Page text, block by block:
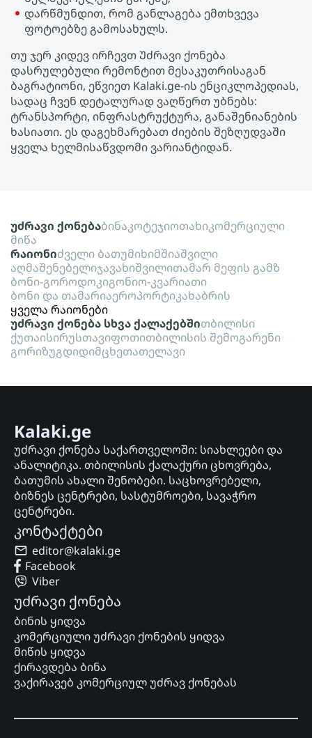
დარწმუნდით, რომ განლაგება ემთხვევა
ფოტოებზე გამოსახულს.
თუ ჯერ კიდევ ირჩევთ Უძრავი ქონება
დასრულებული რემონტით მესაკუთრისაგან
ბაგრატიონი, ეწვიეთ Kalaki.ge-ის ენციკლოპედიას,
სადაც ჩვენ დეტალურად ვაღწერთ უბნებს:
ტრანსპორტი, ინფრასტრუქტურა, განაშენიანების
ხასიათი. ეს დაგეხმარებათ ძიების შეზღუდვაში
ყველა ხელმისაწვდომი ვარიანტიდან.
უძრავი ქონებაბინაკოტეჯიოთახიკომერციული
მიწა
რაიონიძველი ბათუმიხიმშიაშვილი
აღმაშენებელიჯავახიშვილითამარ მეფის გამზ
ბონი-გოროდოკიგონიო-კვარიათი
ბონი და თამარიაეროპორტიკახაბრის
ყველა რაიონები
უძრავი ქონება სხვა ქალაქებშითბილისი
ქუთაისირუსთავიფოთითბილისის შემოგარენი
გორიზუგდიდიმცხეთათელავი
Kalaki.ge
უძრავი ქონება საქართველოში: სიახლეები და
ანალიტიკა. თბილისის ქალაქური ცხოვრება,
ბათუმის ახალი შენობები. საცხოვრებელი,
ბიზნეს ცენტრები, სასტუმროები, სავაჭრო
ცენტრები.
კონტაქტები
editor@kalaki.ge
Facebook
Viber
უძრავი ქონება
ბინის ყიდვა
კომერციული უძრავი ქონების ყიდვა
მიწის ყიდვა
ქირავდება ბინა
ვაქირავებ კომერციულ უძრავ ქონებას